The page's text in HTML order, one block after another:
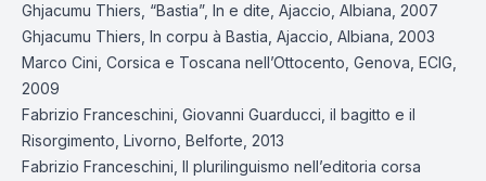
Ghjacumu Thiers, “Bastia”, In e dite, Ajaccio, Albiana, 2007
Ghjacumu Thiers, In corpu à Bastia, Ajaccio, Albiana, 2003
Marco Cini, Corsica e Toscana nell’Ottocento, Genova, ECIG,
2009
Fabrizio Franceschini, Giovanni Guarducci, il bagitto e il
Risorgimento, Livorno, Belforte, 2013
Fabrizio Franceschini, Il plurilinguismo nell’editoria corsa